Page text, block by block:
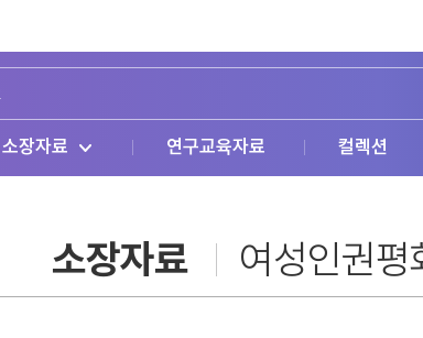
소장자료 연구교육자료 컬렉션
소장자료 여성인권평